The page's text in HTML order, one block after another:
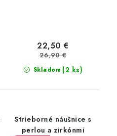
Skladom (2 ks)
22,50 €
26,90 €
Strieborné náušnice s
perlou a zirkónmi